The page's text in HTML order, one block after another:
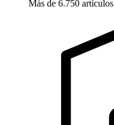
Más de 6.750 artículos